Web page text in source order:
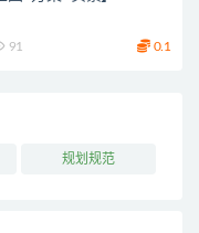
91 0.1
规划规范